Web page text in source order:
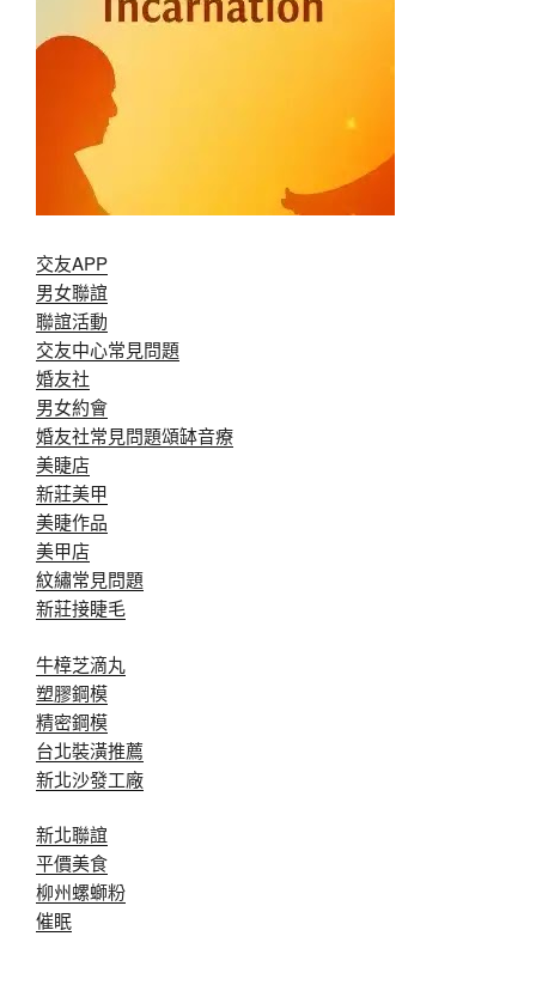
交友APP
男女聯誼
聯誼活動
交友中心常見問題
婚友社
男女約會
婚友社常見問題頌缽音療
美睫店
新莊美甲
美睫作品
美甲店
紋繡常見問題
新莊接睫毛
牛樟芝滴丸
塑膠鋼模
精密鋼模
台北裝潢推薦
新北沙發工廠
新北聯誼
平價美食
柳州螺螄粉
催眠